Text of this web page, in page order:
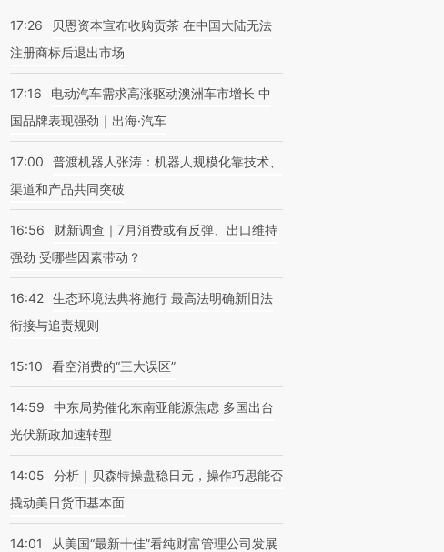
17:26
贝恩资本宣布收购贡茶 在中国大陆无法
注册商标后退出市场
17:16
电动汽车需求高涨驱动澳洲车市增长 中
国品牌表现强劲｜出海·汽车
17:00
普渡机器人张涛：机器人规模化靠技术、
渠道和产品共同突破
16:56
财新调查｜7月消费或有反弹、出口维持
强劲 受哪些因素带动？
16:42 生态环境法典将施行 最高法明确新旧法
衔接与追责规则
15:10 看空消费的“三大误区”
14:59
中东局势催化东南亚能源焦虑 多国出台
光伏新政加速转型
14:05
分析｜贝森特操盘稳日元，操作巧思能否
撬动美日货币基本面
14:01
从美国“最新十佳”看纯财富管理公司发展